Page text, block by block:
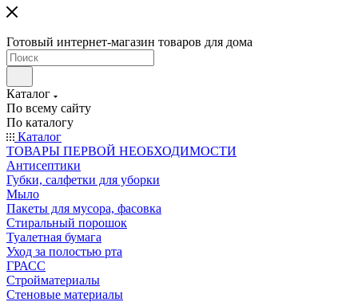
Готовый интернет-магазин товаров для дома
Каталог
По всему сайту
По каталогу
Каталог
ТОВАРЫ ПЕРВОЙ НЕОБХОДИМОСТИ
Антисептики
Губки, салфетки для уборки
Мыло
Пакеты для мусора, фасовка
Стиральный порошок
Туалетная бумага
Уход за полостью рта
ГРАСС
Стройматериалы
Стеновые материалы